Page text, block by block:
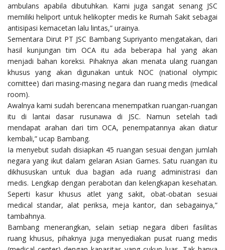
ambulans apabila dibutuhkan. Kami juga sangat senang JSC
memiliki heliport untuk helikopter medis ke Rumah Sakit sebagai
antisipasi kemacetan lalu lintas,” urainya.
Sementara Dirut PT JSC Bambang Supriyanto mengatakan, dari
hasil kunjungan tim OCA itu ada beberapa hal yang akan
menjadi bahan koreksi. Pihaknya akan menata ulang ruangan
khusus yang akan digunakan untuk NOC (national olympic
comittee) dari masing-masing negara dan ruang medis (medical
room).
Awalnya kami sudah berencana menempatkan ruangan-ruangan
itu di lantai dasar rusunawa di JSC. Namun setelah tadi
mendapat arahan dari tim OCA, penempatannya akan diatur
kembali,” ucap Bambang.
Ia menyebut sudah disiapkan 45 ruangan sesuai dengan jumlah
negara yang ikut dalam gelaran Asian Games. Satu ruangan itu
dikhususkan untuk dua bagian ada ruang administrasi dan
medis. Lengkap dengan perabotan dan kelengkapan kesehatan.
Seperti kasur khusus atlet yang sakit, obat-obatan sesuai
medical standar, alat periksa, meja kantor, dan sebagainya,”
tambahnya.
Bambang menerangkan, selain setiap negara diberi fasilitas
ruang khusus, pihaknya juga menyediakan pusat ruang medis